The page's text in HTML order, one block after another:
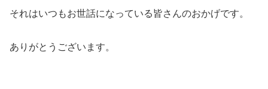
それはいつもお世話になっている皆さんのおかげです。
ありがとうございます。